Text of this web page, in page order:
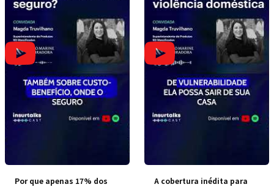
Por que apenas 17% dos
A cobertura inédita para